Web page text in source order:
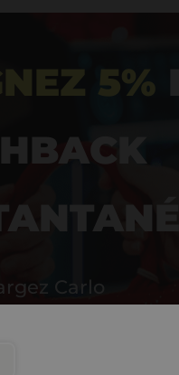
5%
Carlo
en magasin avec
instantanément